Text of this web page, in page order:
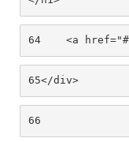
64
<a
65</div>
66